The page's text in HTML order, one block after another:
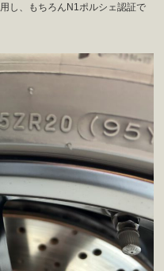
し、もちろんN1ポルシェ認証で